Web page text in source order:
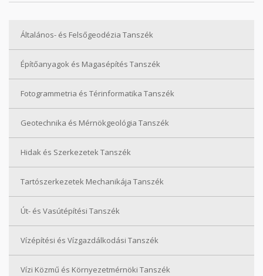
Általános- és Felsőgeodézia Tanszék
Építőanyagok és Magasépítés Tanszék
Fotogrammetria és Térinformatika Tanszék
Geotechnika és Mérnökgeológia Tanszék
Hidak és Szerkezetek Tanszék
Tartószerkezetek Mechanikája Tanszék
Út- és Vasútépítési Tanszék
Vízépítési és Vízgazdálkodási Tanszék
Vízi Közmű és Környezetmérnöki Tanszék